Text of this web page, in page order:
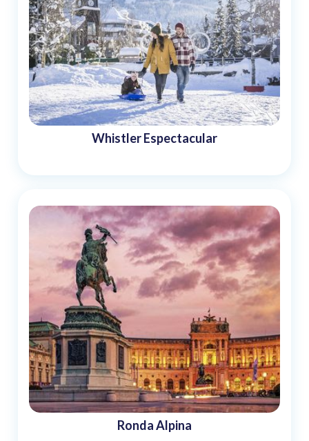
Whistler Espectacular
Ronda Alpina